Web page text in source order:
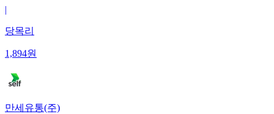
|
당목리
1,894원
만세유통(주)